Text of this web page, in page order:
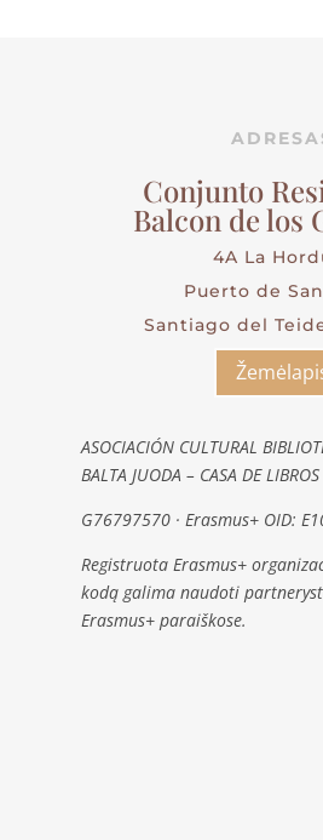
Conjunto
Balcon de los
4A La
Puerto de
Santiago del
ASOCIACIÓN CULTURAL
BALTA JUODA – CASA DE
G76797570 · Erasmus+ OID:
Registruota Erasmus+
kodą galima naudoti
Erasmus+ paraiškose.